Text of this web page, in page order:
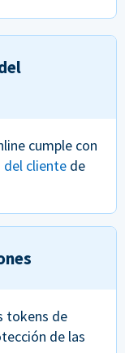
cumple con
cliente de
tokens de
de las